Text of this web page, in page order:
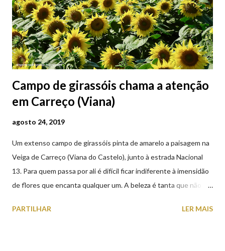
Campo de girassóis chama a atenção
em Carreço (Viana)
agosto 24, 2019
Um extenso campo de girassóis pinta de amarelo a paisagem na
Veiga de Carreço (Viana do Castelo), junto à estrada Nacional
13. Para quem passa por ali é difícil ficar indiferente à imensidão
de flores que encanta qualquer um. A beleza é tanta que não
aproveite a paisagem como cenário para tirar algumas
PARTILHAR LER MAIS